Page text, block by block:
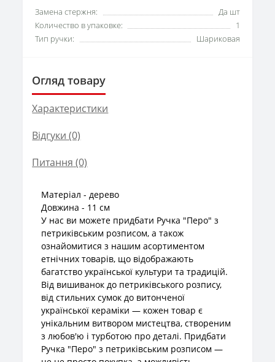
Замена стержня:
Да шт
Количество в упаковке:
1
Тип ручки:
Шариковая
Огляд товару
Характеристики
Відгуки (0)
Питання (0)
Матеріал - дерево
Довжина - 11 см
У нас ви можете придбати Ручка "Перо" з
петриківським розписом, а також
ознайомитися з нашим асортиментом
етнічних товарів, що відображають
багатство української культури та традицій.
Від вишиванок до петриківського розпису,
від стильних сумок до витонченої
української кераміки — кожен товар є
унікальним витвором мистецтва, створеним
з любов'ю і турботою про деталі. Придбати
Ручка "Перо" з петриківським розписом —